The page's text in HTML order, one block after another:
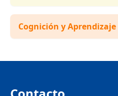
Cognición y Aprendizaje